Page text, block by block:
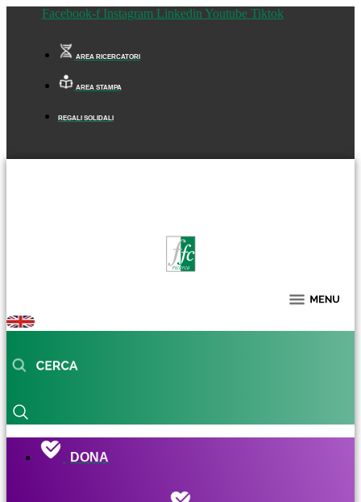
Facebook-f Instagram Linkedin Youtube Tiktok
AREA RICERCATORI
AREA STAMPA
REGALI SOLIDALI
DONA